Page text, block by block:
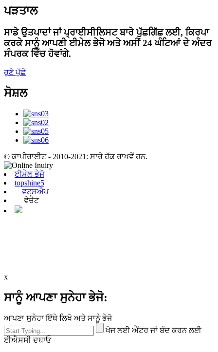
ਪੜਤਾਲ
ਸਾਡੇ ਉਤਪਾਦਾਂ ਜਾਂ ਪ੍ਰਾਈਸੀਲਿਸਟ ਬਾਰੇ ਪੁੱਛਗਿੱਛ ਲਈ, ਕਿਰਪਾ
ਕਰਕੇ ਸਾਨੂੰ ਆਪਣੀ ਈਮੇਲ ਭੇਜੋ ਅਤੇ ਅਸੀਂ 24 ਘੰਟਿਆਂ ਦੇ ਅੰਦਰ
ਸੰਪਰਕ ਵਿੱਚ ਹੋਵਾਂਗੇ.
ਹੁਣੇ ਪੁੱਛੋ
ਸੋਸ਼ਲ
© ਕਾਪੀਰਾਈਟ - 2010-2021: ਸਾਰੇ ਹੱਕ ਰਾਖਵੇਂ ਹਨ.
ਈਮੇਲ ਭੇਜੋ
topshine5
ਵਟਸਐਪ
ਵੇਚੈਟ
x
ਸਾਨੂੰ ਆਪਣਾ ਸੁਨੇਹਾ ਭੇਜੋ:
ਆਪਣਾ ਸੁਨੇਹਾ ਇੱਥੇ ਲਿਖੋ ਅਤੇ ਸਾਨੂੰ ਭੇਜੋ
ਖੋਜ ਲਈ ਐਂਟਰ ਜਾਂ ਬੰਦ ਕਰਨ ਲਈ
ਈਐਸਸੀ ਦਬਾਓ